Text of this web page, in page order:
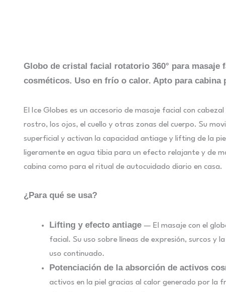
Globo de cristal facial rotatorio 360° para
cosméticos. Uso en frío o calor. Apto para
El Ice Globes es un accesorio de masaje facial con
rostro, los ojos, el cuello y otras zonas del cuerpo. Su
superficial y activan la capacidad antiage y lifting de la
ligeramente en agua tibia para un efecto relajante y de
cabina como para el ritual de autocuidado diario en casa.
¿Para qué se usa?
Lifting y efecto antiage — El masaje con el
facial. Su uso sobre líneas de expresión, surcos y
uso continuado.
Potenciación de la absorción de activos
activos en la piel gracias al calor generado por la